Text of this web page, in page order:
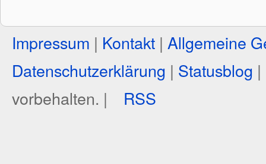
Impressum | Kontakt | Allgemeine
Datenschutzerklärung | Statusblog |
vorbehalten. |
RSS